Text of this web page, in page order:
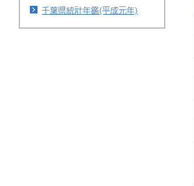
千葉県統計年鑑(平成元年)